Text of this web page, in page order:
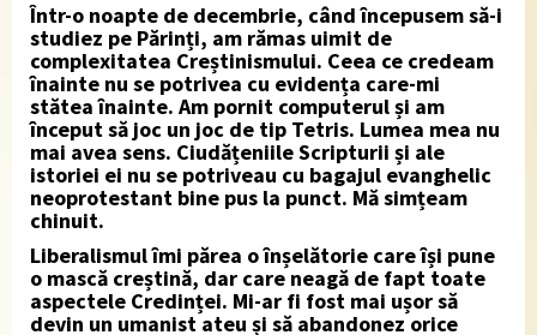
Într-o noapte de decembrie, când începusem să-i
studiez pe Părinți, am rămas uimit de
complexitatea Creștinismului. Ceea ce credeam
înainte nu se potrivea cu evidența care-mi
stătea înainte. Am pornit computerul și am
început să joc un joc de tip Tetris. Lumea mea nu
mai avea sens. Ciudățeniile Scripturii și ale
istoriei ei nu se potriveau cu bagajul evanghelic
neoprotestant bine pus la punct. Mă simțeam
chinuit.
Liberalismul îmi părea o înșelătorie care își pune
o mască creștină, dar care neagă de fapt toate
aspectele Credinței. Mi-ar fi fost mai ușor să
devin un umanist ateu și să abandonez orice